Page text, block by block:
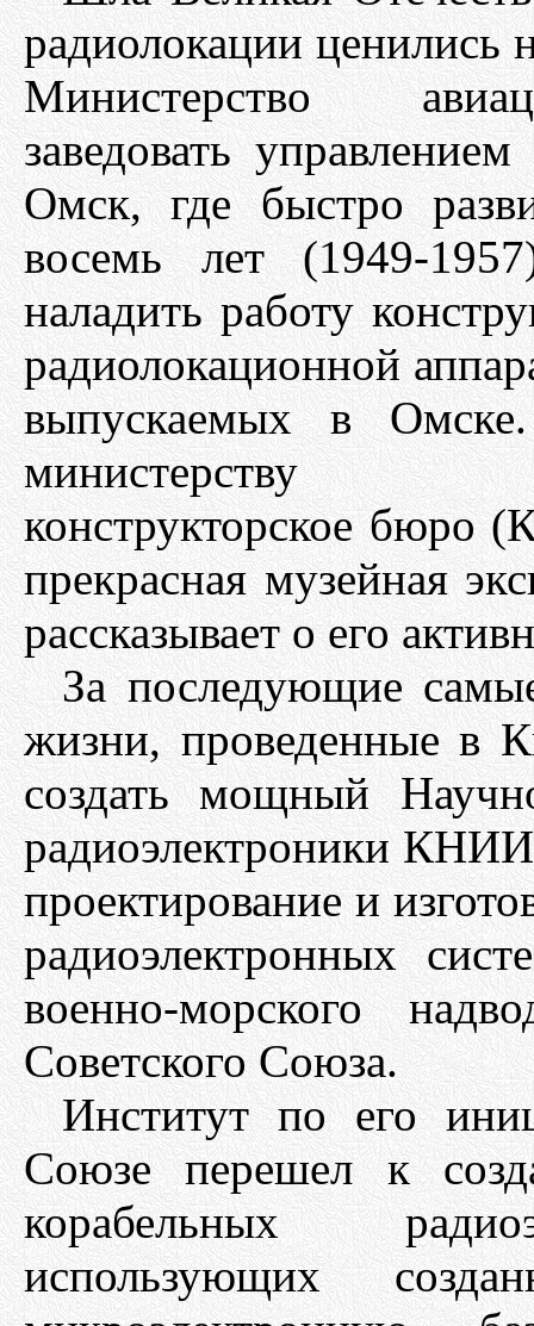
радиолокации ценились
Министерство
заведовать
Омск, где быстро
восемь лет (1949-
наладить работу
радиолокационной
выпускаемых в
министерству
конструкторское бюро
прекрасная музейная
рассказывает о его
За последующие
жизни, проведенные в
создать мощный
радиоэлектроники
проектирование и
радиоэлектронных
военно-морского
Советского Союза.
Институт по его
Союзе перешел к
корабельных
использующих